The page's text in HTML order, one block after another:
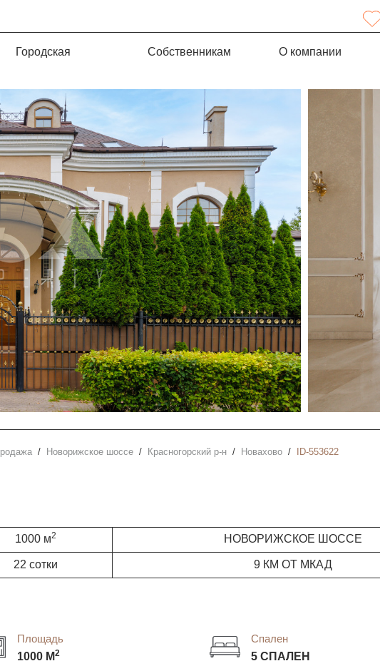
Городская Собственникам О компании
Продажа Новорижское шоссе Красногорский р-н Новахово ID-553622
1000 м2 НОВОРИЖСКОЕ ШОССЕ
22 сотки 9 КМ ОТ МКАД
Площадь
1000 М2
Спален
5 СПАЛЕН